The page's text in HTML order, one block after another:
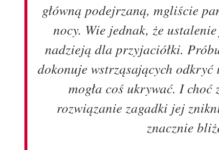
główną podejrzaną, mgliście
nocy. Wie jednak, że
nadzieją dla przyjaciółki.
dokonuje wstrząsających odkryć
mogła coś ukrywać. I
rozwiązanie zagadki jej
znacznie